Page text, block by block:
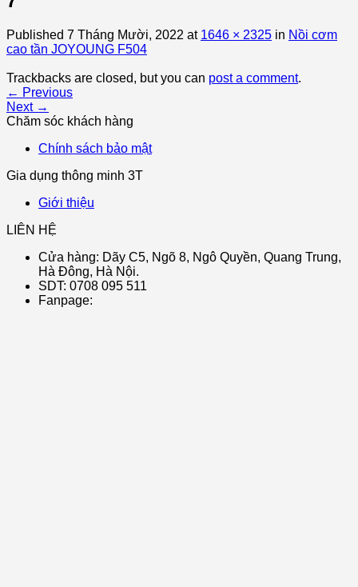
Published 7 Tháng Mười, 2022 at 1646 × 2325 in Nồi cơm
cao tần JOYOUNG F504
Trackbacks are closed, but you can post a comment.
← Previous
Next →
Chăm sóc khách hàng
Chính sách bảo mật
Gia dụng thông minh 3T
Giới thiệu
LIÊN HỆ
Cửa hàng: Dãy C5, Ngõ 8, Ngô Quyền, Quang Trung,
Hà Đông, Hà Nội.
SDT: 0708 095 511
Fanpage: